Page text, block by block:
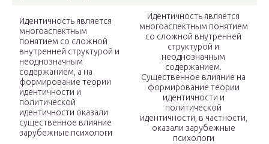
Идентичность является
многоаспектным
понятием со сложной
внутренней структурой и
неоднозначным
содержанием, а на
формирование теории
идентичности и
политической
идентичности оказали
существенное влияние
зарубежные психологи
Идентичность является
многоаспектным понятием
со сложной внутренней
структурой и
неоднозначным
содержанием.
Существенное влияние на
формирование теории
идентичности и
политической
идентичности, в частности,
оказали зарубежные
психологи